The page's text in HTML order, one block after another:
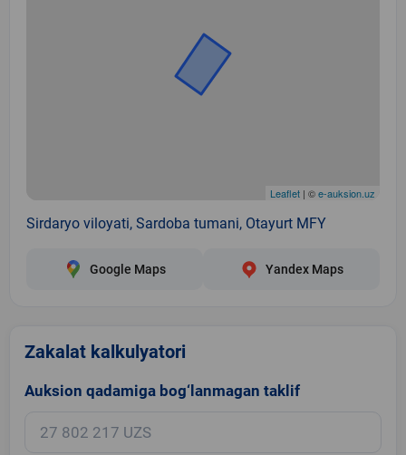
Leaflet | ©e-auksion.uz
Sirdaryo viloyati, Sardoba tumani, Otayurt MFY
Google Maps Yandex Maps
Zakalat kalkulyatori
Auksion qadamiga bog‘lanmagan taklif